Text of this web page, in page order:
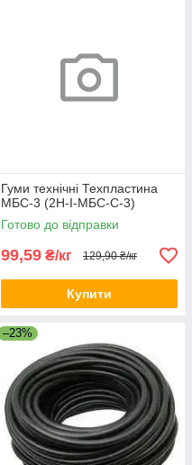
Гуми технічні Техпластина
МБС-3 (2Н-I-МБС-С-3)
Готово до відправки
99,59 ₴/кг 129,90 ₴/кг
Купити
–23%